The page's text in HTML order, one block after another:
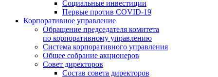
Социальные инвестиции
Первые против COVID‑19
Корпоративное управление
Обращение председателя комитета
по корпоративному управлению
Система корпоративного управления
Общее собрание акционеров
Совет директоров
Состав совета директоров